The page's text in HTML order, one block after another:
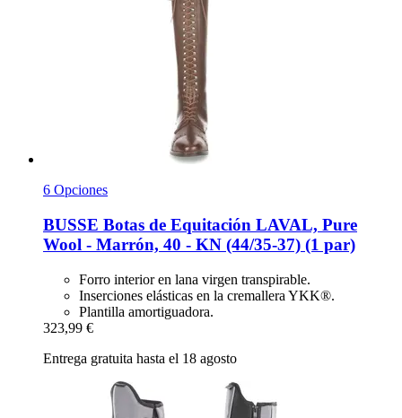
6 Opciones
BUSSE Botas de Equitación LAVAL, Pure
Wool -​ Marrón, 40 -​ KN (44/35-​37) (1 par)
Forro interior en lana virgen transpirable.
Inserciones elásticas en la cremallera YKK®.
Plantilla amortiguadora.
323,99 €
Entrega gratuita hasta el 18 agosto